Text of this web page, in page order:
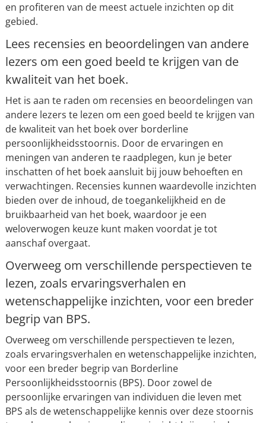
en profiteren van de meest actuele inzichten op dit
gebied.
Lees recensies en beoordelingen van andere
lezers om een goed beeld te krijgen van de
kwaliteit van het boek.
Het is aan te raden om recensies en beoordelingen van
andere lezers te lezen om een goed beeld te krijgen van
de kwaliteit van het boek over borderline
persoonlijkheidsstoornis. Door de ervaringen en
meningen van anderen te raadplegen, kun je beter
inschatten of het boek aansluit bij jouw behoeften en
verwachtingen. Recensies kunnen waardevolle inzichten
bieden over de inhoud, de toegankelijkheid en de
bruikbaarheid van het boek, waardoor je een
weloverwogen keuze kunt maken voordat je tot
aanschaf overgaat.
Overweeg om verschillende perspectieven te
lezen, zoals ervaringsverhalen en
wetenschappelijke inzichten, voor een breder
begrip van BPS.
Overweeg om verschillende perspectieven te lezen,
zoals ervaringsverhalen en wetenschappelijke inzichten,
voor een breder begrip van Borderline
Persoonlijkheidsstoornis (BPS). Door zowel de
persoonlijke ervaringen van individuen die leven met
BPS als de wetenschappelijke kennis over deze stoornis